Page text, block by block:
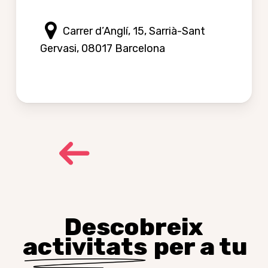
Carrer d’Anglí, 15, Sarrià-Sant
Gervasi, 08017 Barcelona
Descobreix
activitats per a tu